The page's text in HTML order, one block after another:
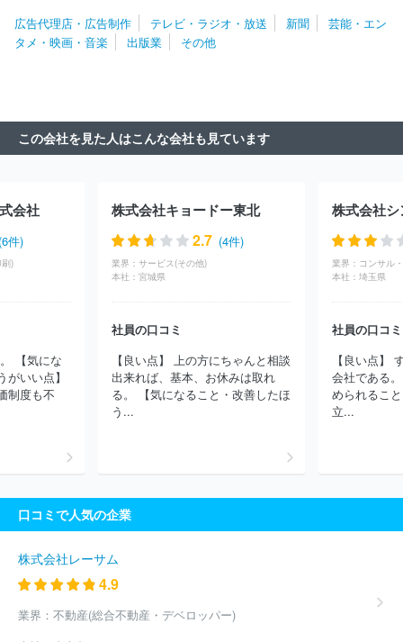
会社ダイジョブス
株式会社デジタルエッグ
株式会社二番工房
四季株式会社
株式会社サンライズプロモーション
ン
松竹株式会社 株式会社テレビ東京メディアネット
株式会社
マーベル
株式会社ジールコミュニケーションズ
ニープロモーション
株式会社ＳＭＩＬＥ‐ＵＰ．
東映株式会社
クノネット
株式会社サテライト 株式会社マーベラス
株式会社
コミット
株式会社ｄｏｕｂＬｅ
株式会社ＣＡＲＴＡ ＨＯＬＤ
株式会社大河プロダクション 株式会社ＮＥＸＴＥＰ
株式
ＬＤ ＭＡＮＡＧＥＭＥＮＴ ＥＸＰＡＮＤ
株式会社グッデイ
コーポレーション
株式会社フロンティアワークス
株式会社ワサ
ビ
株式会社ボルテージ 株式会社クリエイティブパープル
株式
会社ドマーニ
株式会社ルミナクリエイト１２
株式会社センティ
式会社Ｉｎｆｉｎｉｔｙ１
株式会社エス・ケイ通信
式会社ザイオン
株式会社ＢＲＡＩＳＥ
株式会社ＣＢＣクリエイ
ション
株式会社ピー・ディー・ネットワーク
良
株式会社真面目
ｓｉｏｎ株式会社
広告代理店・広告制作 テレビ・ラジオ・放送 新聞
芸能・エン
タメ・映画・音楽
出版業 その他
この会社を見た人はこんな会社も見ています
会社
件)
)
【気にな
いい点】
制度も不
株式会社キョードー東北
2.7 (4件)
業界： サービス(その他)
本社： 宮城県
社員の口コミ
【良い点】 上の方にちゃんと相談
出来れば、基本、お休みは取れ
る。 【気になること・改善したほ
う...
株式会社
業界：
本社： 埼玉県
社員の口コミ
【良い点】
会社である
められるこ
立...
口コミで人気の企業
株式会社レーサム
4.9
業界： 不動産(総合不動産・デベロッパー)